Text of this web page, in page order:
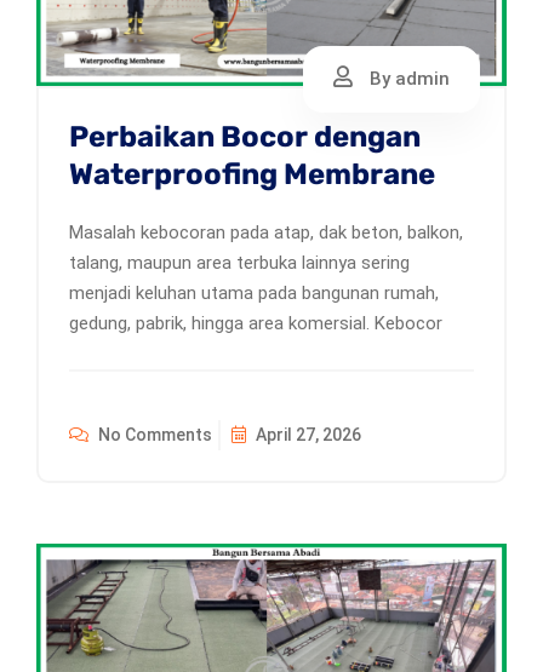
By admin
Perbaikan Bocor dengan
Waterproofing Membrane
Masalah kebocoran pada atap, dak beton, balkon,
talang, maupun area terbuka lainnya sering
menjadi keluhan utama pada bangunan rumah,
gedung, pabrik, hingga area komersial. Kebocor
No Comments April 27, 2026